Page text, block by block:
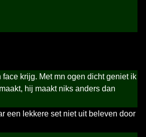
krijg. Met mn ogen dicht geniet ik
hij maakt niks anders dan
een lekkere set niet uit beleven door